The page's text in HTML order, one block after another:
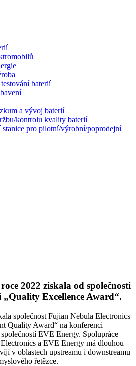
baterií
a vývoj baterií
kontrolu kvality baterií
stanice pro pilotní/výrobní/poprodejní
2022 získala od společnosti
Excellence Award“.
společnost Fujian Nebula Electronics
Quality Award“ na konferenci
EVE Energy. Spolupráce
a EVE Energy má dlouhou
v oblastech upstreamu i downstreamu
řetězce.